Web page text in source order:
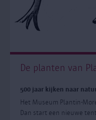
De planten van
500 jaar kijken naar
Het Museum Plantin-
Dan start een nieuwe